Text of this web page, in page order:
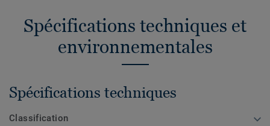
Spécifications techniques et
environnementales
Spécifications techniques
Classification